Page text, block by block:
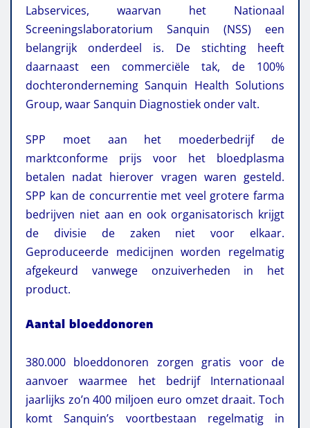
Labservices, waarvan het Nationaal
Screeningslaboratorium Sanquin (NSS) een
belangrijk onderdeel is. De stichting heeft
daarnaast een commerciële tak, de 100%
dochteronderneming Sanquin Health Solutions
Group, waar Sanquin Diagnostiek onder valt.
SPP moet aan het moederbedrijf de
marktconforme prijs voor het bloedplasma
betalen nadat hierover vragen waren gesteld.
SPP kan de concurrentie met veel grotere farma
bedrijven niet aan en ook organisatorisch krijgt
de divisie de zaken niet voor elkaar.
Geproduceerde medicijnen worden regelmatig
afgekeurd vanwege onzuiverheden in het
product.
Aantal bloeddonoren
380.000 bloeddonoren zorgen gratis voor de
aanvoer waarmee het bedrijf Internationaal
jaarlijks zo’n 400 miljoen euro omzet draait. Toch
komt Sanquin’s voortbestaan regelmatig in